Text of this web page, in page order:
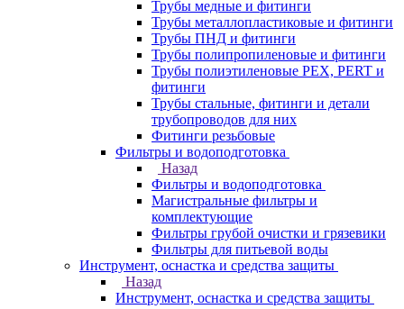
Трубы медные и фитинги
Трубы металлопластиковые и фитинги
Трубы ПНД и фитинги
Трубы полипропиленовые и фитинги
Трубы полиэтиленовые PEX, PERT и
фитинги
Трубы стальные, фитинги и детали
трубопроводов для них
Фитинги резьбовые
Фильтры и водоподготовка
Назад
Фильтры и водоподготовка
Магистральные фильтры и
комплектующие
Фильтры грубой очистки и грязевики
Фильтры для питьевой воды
Инструмент, оснастка и средства защиты
Назад
Инструмент, оснастка и средства защиты